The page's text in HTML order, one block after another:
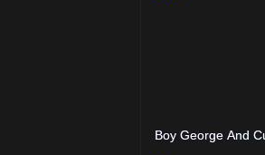
Boy George And